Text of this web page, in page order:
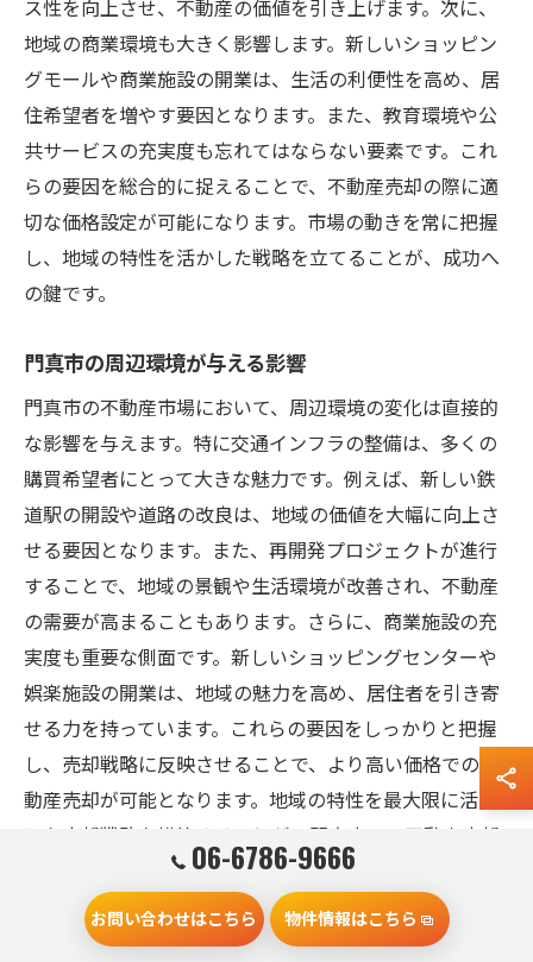
ス性を向上させ、不動産の価値を引き上げます。次に、
地域の商業環境も大きく影響します。新しいショッピン
グモールや商業施設の開業は、生活の利便性を高め、居
住希望者を増やす要因となります。また、教育環境や公
共サービスの充実度も忘れてはならない要素です。これ
らの要因を総合的に捉えることで、不動産売却の際に適
切な価格設定が可能になります。市場の動きを常に把握
し、地域の特性を活かした戦略を立てることが、成功へ
の鍵です。
門真市の周辺環境が与える影響
門真市の不動産市場において、周辺環境の変化は直接的
な影響を与えます。特に交通インフラの整備は、多くの
購買希望者にとって大きな魅力です。例えば、新しい鉄
道駅の開設や道路の改良は、地域の価値を大幅に向上さ
せる要因となります。また、再開発プロジェクトが進行
することで、地域の景観や生活環境が改善され、不動産
の需要が高まることもあります。さらに、商業施設の充
実度も重要な側面です。新しいショッピングセンターや
娯楽施設の開業は、地域の魅力を高め、居住者を引き寄
せる力を持っています。これらの要因をしっかりと把握
し、売却戦略に反映させることで、より高い価格での不
動産売却が可能となります。地域の特性を最大限に活か
した売却戦略を構築することが、門真市での不動産売却
の成功の鍵です。
市場予測を基にした売却計画の立て方
06-6786-9666
お問い合わせはこちら 物件情報はこちら